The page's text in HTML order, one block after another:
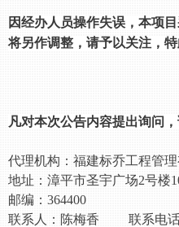
因经办人员操作失误，本项
将另作调整，请予以关注，特
凡对本次公告内容提出询问
代理机构：福建标乔工程管理
地址：漳平市圣宇广场2号楼
邮编： 364400
联系人：陈梅香
联系电话